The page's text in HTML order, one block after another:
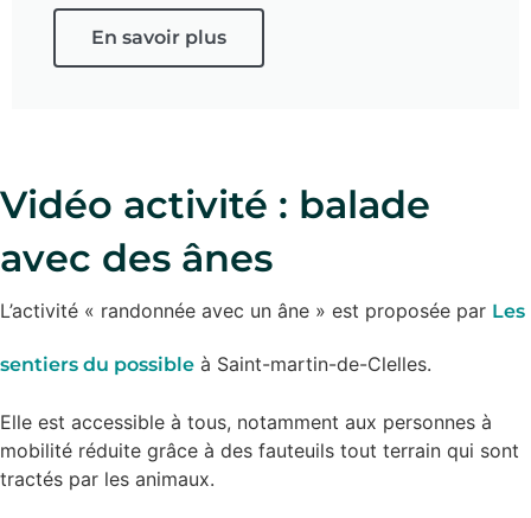
En savoir plus
Vidéo activité : balade
avec des ânes
L’activité « randonnée avec un âne » est proposée par Les
sentiers du possible à Saint-martin-de-Clelles.
Elle est accessible à tous, notamment aux personnes à
mobilité réduite grâce à des fauteuils tout terrain qui sont
tractés par les animaux.